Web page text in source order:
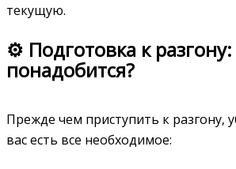
текущую.
⚙️ Подготовка к
понадобится?
Прежде чем приступить к разгону‚
вас есть все необходимое: